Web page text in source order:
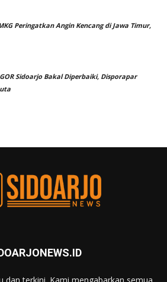
Peringatkan Angin Kencang di Jawa Timur,
Sidoarjo Bakal Diperbaiki, Disporapar